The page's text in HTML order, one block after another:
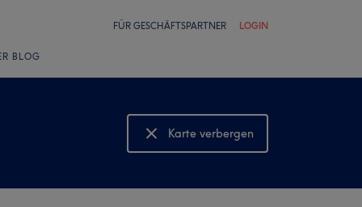
FÜR GESCHÄFTSPARTNER LOGIN
BLOG
Karte verbergen
Karte anzeigen